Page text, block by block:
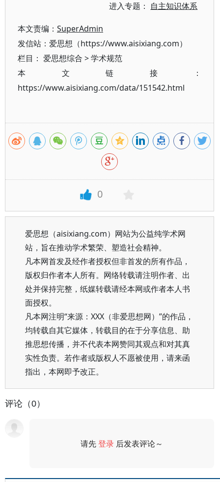
进入专题： 自主知识体系
本文责编： SuperAdmin
发信站：爱思想（https://www.aisixiang.com）
栏目： 爱思想综合 >学术规范
本文链接：
https://www.aisixiang.com/data/151542.html
0
爱思想（aisixiang.com）网站为公益纯学术网
站，旨在推动学术繁荣、塑造社会精神。
凡本网首发及经作者授权但非首发的所有作品，
版权归作者本人所有。网络转载请注明作者、出
处并保持完整，纸媒转载请经本网或作者本人书
面授权。
凡本网注明“来源：XXX（非爱思想网）”的作品，
均转载自其它媒体，转载目的在于分享信息、助
推思想传播，并不代表本网赞同其观点和对其真
实性负责。若作者或版权人不愿被使用，请来函
指出，本网即予改正。
评论（0）
请先登录 后发表评论～